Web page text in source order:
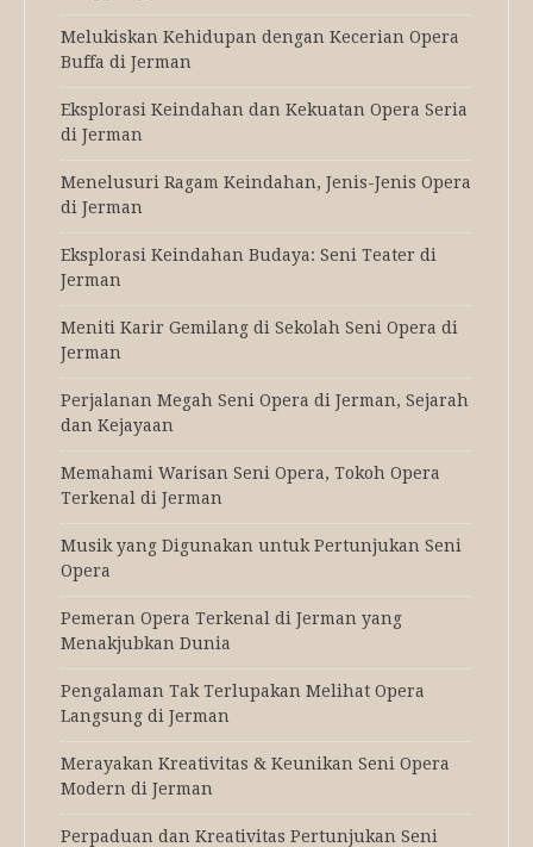
Melukiskan Kehidupan dengan Kecerian Opera
Buffa di Jerman
Eksplorasi Keindahan dan Kekuatan Opera Seria
di Jerman
Menelusuri Ragam Keindahan, Jenis-Jenis Opera
di Jerman
Eksplorasi Keindahan Budaya: Seni Teater di
Jerman
Meniti Karir Gemilang di Sekolah Seni Opera di
Jerman
Perjalanan Megah Seni Opera di Jerman, Sejarah
dan Kejayaan
Memahami Warisan Seni Opera, Tokoh Opera
Terkenal di Jerman
Musik yang Digunakan untuk Pertunjukan Seni
Opera
Pemeran Opera Terkenal di Jerman yang
Menakjubkan Dunia
Pengalaman Tak Terlupakan Melihat Opera
Langsung di Jerman
Merayakan Kreativitas & Keunikan Seni Opera
Modern di Jerman
Perpaduan dan Kreativitas Pertunjukan Seni